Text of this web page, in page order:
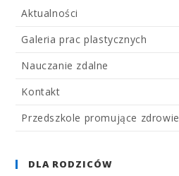
Aktualności
Galeria prac plastycznych
Nauczanie zdalne
Kontakt
Przedszkole promujące zdrowie
DLA RODZICÓW